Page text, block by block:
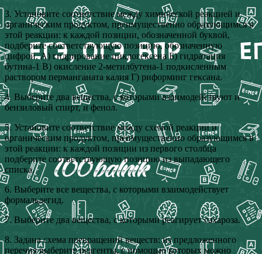
3. Установите соответствие между химической реакцией и
органическим продуктом, преимущественно образующимся в
этой реакции: к каждой позиции, обозначенной буквой,
подберите соответствующую позицию, обозначенную
цифрой. А) гидрирование циклогексена Б) гидратация
бутина-1 В) окисление 2-метилбутена-1 подкисленным
раствором перманганата калия Г) риформинг гексана.
4. Выберите два вещества, с которыми взаимодействуют и
бензиловый спирт, и фенол.
5. Установите соответствие между схемой реакции и
органическим продуктом, преимущественно образующимся в
этой реакции: к каждой позиции из первого столбца
подберите соответствующую позицию из выпадающего
списка.
6. Выберите все вещества, с которыми взаимодействует
формальдегид.
7. Выберите два вещества, с которыми реагирует сахароза.
8. Задана схема превращений веществ: из предложенного
перечня выберите реагенты, с помощью которых можно